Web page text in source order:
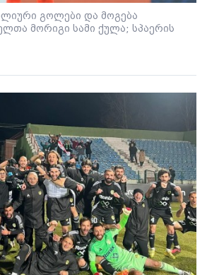
გოლები და მოგება
მორიგი სამი ქულა; სპაერის